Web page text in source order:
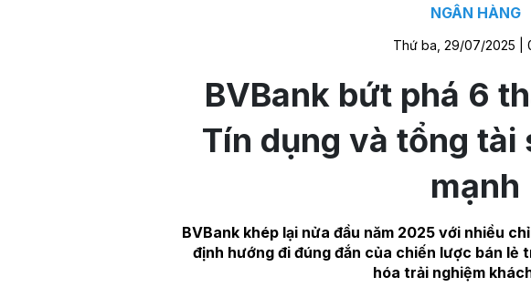
NGÂN HÀNG
Thứ ba, 29/07/2025 |
BVBank bứt phá 6
Tín dụng và tổng tài
mạnh
BVBank khép lại nửa đầu năm 2025 với nhiều
định hướng đi đúng đắn của chiến lược bán lẻ
hóa trải nghiệm